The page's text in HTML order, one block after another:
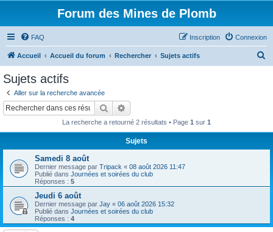
Forum des Mines de Plomb
FAQ Connexion
Inscription
Accueil Accueil du forum Rechercher Sujets actifs
r
Sujets actifs
Aller sur la recherche avancée
Rechercher
La recherche a retourné 2 résultats • Page 1 sur 1
Sujets
Samedi 8 août
Dernier message par Tripack « 08 août 2026 11:47
Publié dans Journées et soirées du club
Réponses : 5
Jeudi 6 août
Dernier message par Jay « 06 août 2026 15:32
Publié dans Journées et soirées du club
Réponses : 4